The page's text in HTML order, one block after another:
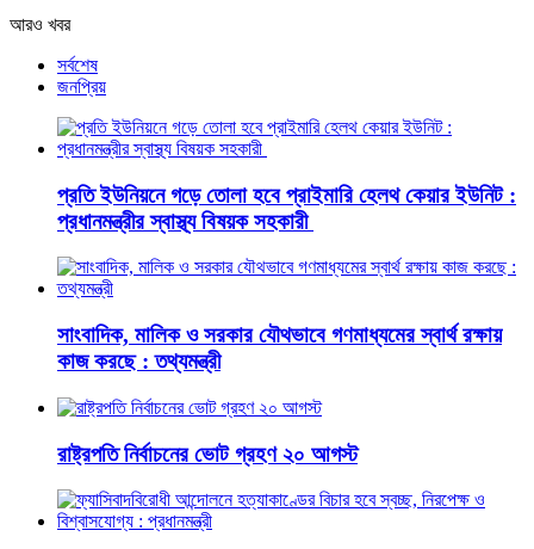
আরও খবর
সর্বশেষ
জনপ্রিয়
প্রতি ইউনিয়নে গড়ে তোলা হবে প্রাইমারি হেলথ কেয়ার ইউনিট :
প্রধানমন্ত্রীর স্বাস্থ্য বিষয়ক সহকারী
সাংবাদিক, মালিক ও সরকার যৌথভাবে গণমাধ্যমের স্বার্থ রক্ষায়
কাজ করছে : তথ্যমন্ত্রী
রাষ্ট্রপতি নির্বাচনের ভোট গ্রহণ ২০ আগস্ট